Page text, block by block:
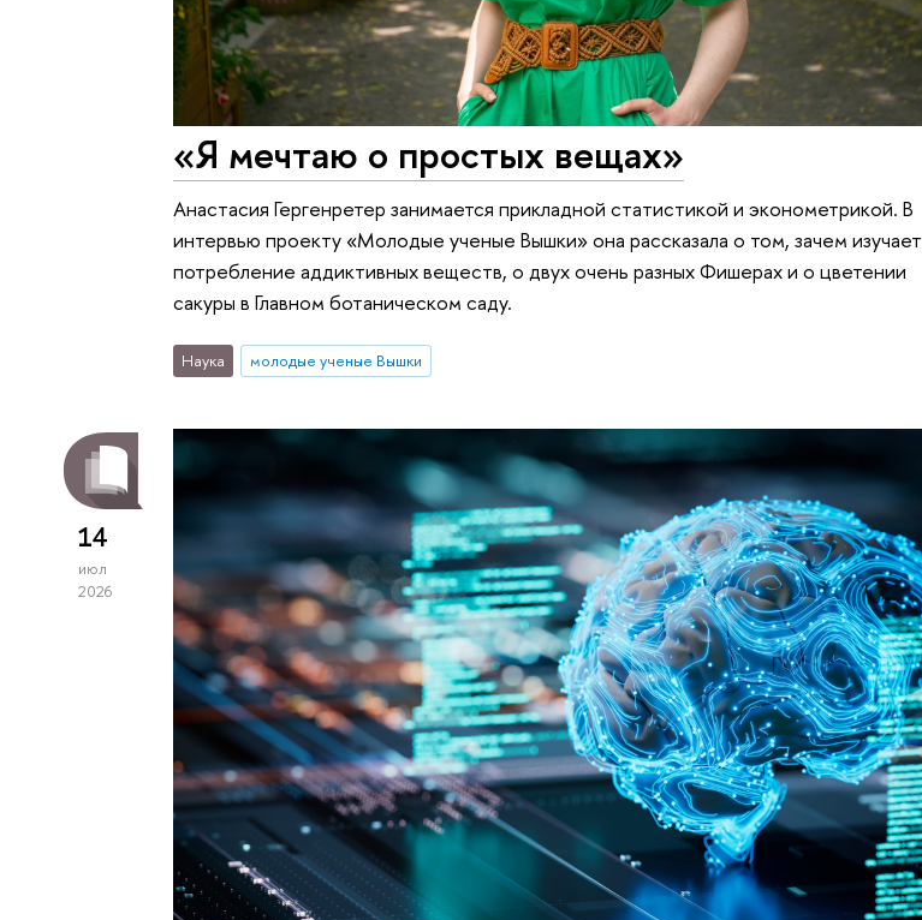
«Я мечтаю о простых вещах»
Анастасия Гергенретер занимается прикладной статистикой и эконометрикой. В
интервью проекту «Молодые ученые Вышки» она рассказала о том, зачем изучает
потребление аддиктивных веществ, о двух очень разных Фишерах и о цветении
сакуры в Главном ботаническом саду.
Наука молодые ученые Вышки
14
июл
2026